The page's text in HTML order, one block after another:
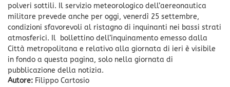
polveri sottili. Il servizio meteorologico dell’aereonautica
militare prevede anche per oggi, venerdì 25 settembre,
condizioni sfavorevoli al ristagno di inquinanti nei bassi strati
atmosferici. Il bollettino dell’inquinamento emesso dalla
Città metropolitana e relativo alla giornata di ieri è visibile
in fondo a questa pagina, solo nella giornata di
pubblicazione della notizia.
Autore: Filippo Cartosio